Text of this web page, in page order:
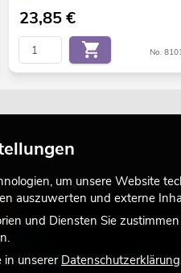
23,85€
No.
um unsere Website
auszuwerten und externe
und Diensten Sie
in unserer Datenschutzerklärung